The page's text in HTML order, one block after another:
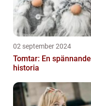
02 september 2024
Tomtar: En spännande
historia